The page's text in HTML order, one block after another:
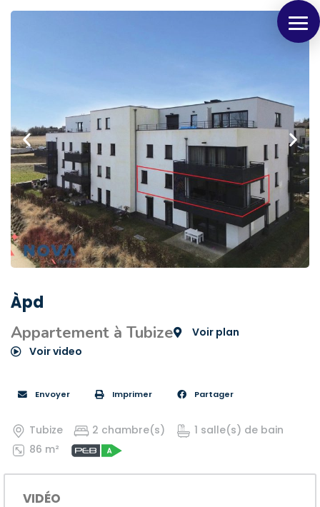
Panneau de gestion des cookies
Àpd
Appartement à Tubize
Voir plan
Voir video
Envoyer Imprimer Partager
Tubize 2 chambre(s)
1 salle(s) de bain
86 m²
VIDÉO